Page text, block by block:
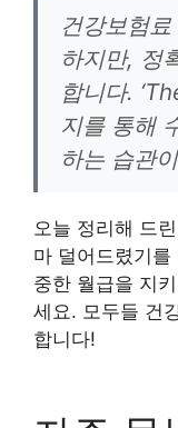
건강보험
하지만, 정
합니다.
지를 통해
하는 습관
오늘 정리해 드
마 덜어드렸기를
중한 월급을 지
세요. 모두들 건
합니다!